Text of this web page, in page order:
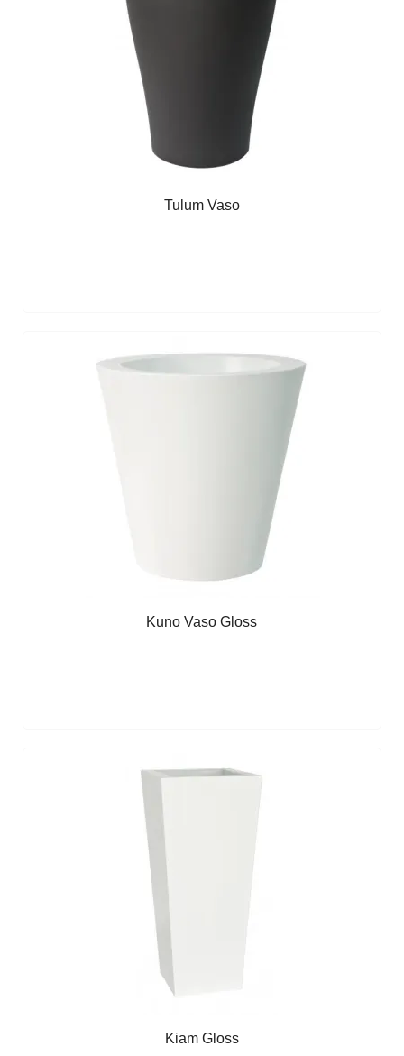
Tulum Vaso
Kuno Vaso Gloss
Kiam Gloss